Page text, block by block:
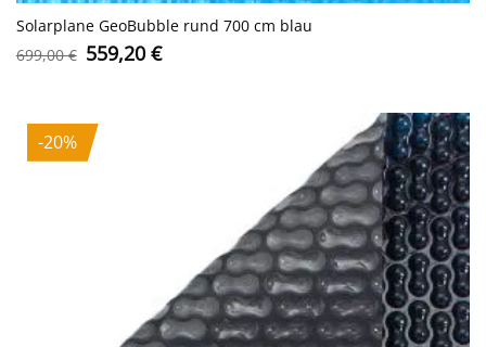
Solarplane GeoBubble rund 700 cm blau
699,00€ Ursprünglicher
Preis
559,20 €Aktueller
-20%